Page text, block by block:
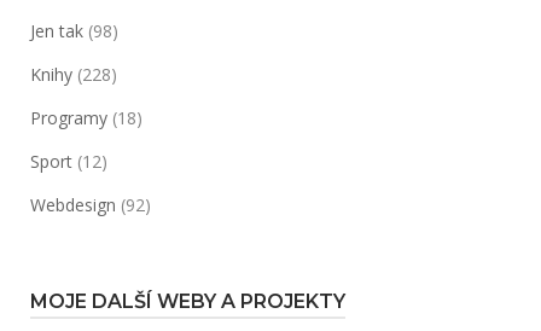
Jen tak (98)
Knihy (228)
Programy (18)
Sport (12)
Webdesign (92)
MOJE DALŠÍ WEBY A PROJEKTY